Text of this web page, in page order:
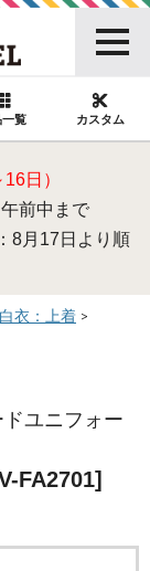
覧 カスタム
日）
前中まで
8月17日より順
衣：上着
ユニフォー
FA2701]